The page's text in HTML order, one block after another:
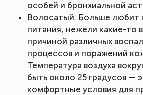
особей и бронхиальной
Волосатый. Больше любит
питания, нежели какие-то
причиной различных
процессов и поражений
Температура воздуха
быть около 25 градусов —
комфортные условия для